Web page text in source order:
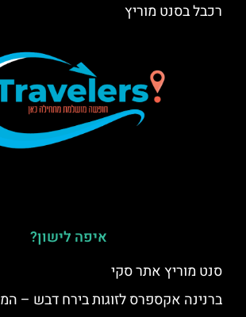
רכבל בסנט מוריץ
איפה לישון?
סנט מוריץ אתר סקי
ברנינה אקספרס לזוגות בירח דבש –